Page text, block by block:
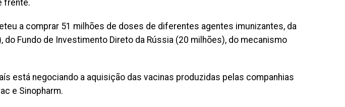
frente.
a comprar 51 milhões de doses de diferentes agentes imunizantes, da
do Fundo de Investimento Direto da Rússia (20 milhões), do mecanismo
está negociando a aquisição das vacinas produzidas pelas companhias
e Sinopharm.